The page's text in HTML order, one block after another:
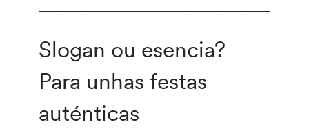
Slogan ou esencia?
Para unhas festas
auténticas